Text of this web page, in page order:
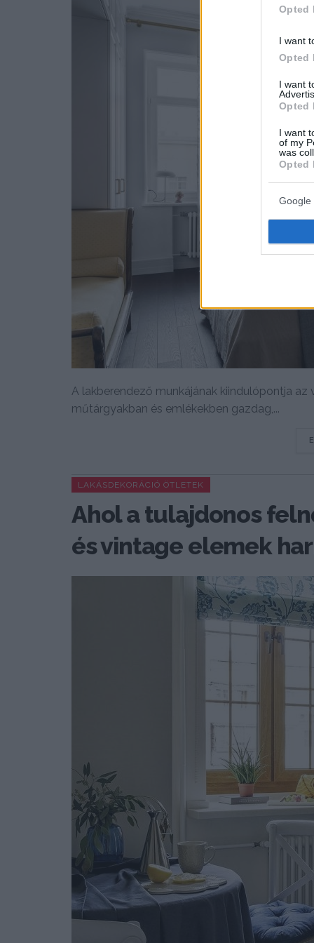
Opted
I want
Opted
I want
Opted
I want
of my
was
Opted
Google
A lakberendező munkájának kiindulópontja
műtárgyakban és emlékekben gazdag,...
LAKÁSDEKORÁCIÓ ÖTLETEK
Ahol a tulajdonos
és vintage elemek